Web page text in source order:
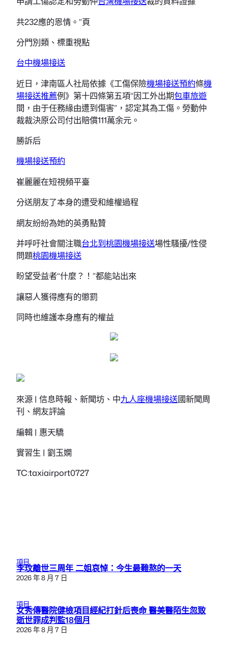
共232應的恩情。”頁
分門別類、標重視點
台中機場接送
近日，津南區人社局依據《工傷保險機場接送預約條機
場接送推薦例》第十四條第五項“因工外出期包車旅遊
間，由于任務緣由遭到傷害”，認定其為工傷。勞動仲
裁裁決原公司付出賠償111萬余元。
勝訴后
機場接送預約
崔麗麗在短視頻平臺
分送朋友了本身的遭受和維權過程
網友紛紛為她的英勇點贊
并呼吁社會關注職台北到桃園機場接送場性騷擾/性侵
問題桃園機場接送
盼望受益者“什麼？！”都能站出來
讓惡人獲得應有的懲罰
同時也維護本身應有的權益
來源 | 信息時報、新聞坊、中九人座機場接送國新聞周
刊、網友評論
編輯 | 惠天驕
實習生 | 劉玉嫻
TC:taxiairport0727
項目
李玟離世三周年 二姐哀悼：今生最難熬的一天
2026 年 8 月 7 日
項目
女秀傳醫院健檢項目經紀打針后喪命 醫美醫陌生忽致
逝世罪成判監18個月
2026 年 8 月 7 日